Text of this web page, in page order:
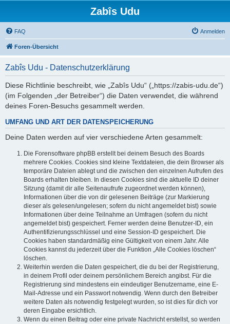
Zabîs Udu
FAQ Anmelden
Foren-Übersicht
Zabîs Udu - Datenschutzerklärung
Diese Richtlinie beschreibt, wie „Zabîs Udu“ („https://zabis-udu.de“)
(im Folgenden „der Betreiber“) die Daten verwendet, die während
deines Foren-Besuchs gesammelt werden.
UMFANG UND ART DER DATENSPEICHERUNG
Deine Daten werden auf vier verschiedene Arten gesammelt:
Die Forensoftware phpBB erstellt bei deinem Besuch des Boards
mehrere Cookies. Cookies sind kleine Textdateien, die dein Browser als
temporäre Dateien ablegt und die zwischen den einzelnen Aufrufen des
Boards erhalten bleiben. In diesen Cookies sind die aktuelle ID deiner
Sitzung (damit dir alle Seitenaufrufe zugeordnet werden können),
Informationen über die von dir gelesenen Beiträge (zur Markierung
dieser als gelesen/ungelesen; sofern du nicht angemeldet bist) sowie
Informationen über deine Teilnahme an Umfragen (sofern du nicht
angemeldet bist) gespeichert. Ferner werden deine Benutzer-ID, ein
Authentifizierungsschlüssel und eine Session-ID gespeichert. Die
Cookies haben standardmäßig eine Gültigkeit von einem Jahr. Alle
Cookies kannst du jederzeit über die Funktion „Alle Cookies löschen“
löschen.
Weiterhin werden die Daten gespeichert, die du bei der Registrierung,
in deinem Profil oder deinem persönlichem Bereich angibst. Für die
Registrierung sind mindestens ein eindeutiger Benutzername, eine E-
Mail-Adresse und ein Passwort notwendig. Wenn durch den Betreiber
weitere Daten als notwendig festgelegt wurden, so ist dies für dich vor
deren Eingabe ersichtlich.
Wenn du einen Beitrag oder eine private Nachricht erstellst, so werden